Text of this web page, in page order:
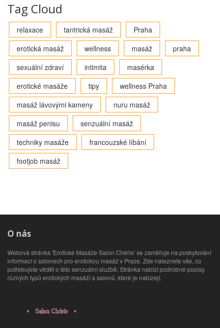
Tag Cloud
relaxace tantrická masáž
Praha
erotická masáž
wellness masáž
praha
sexuální zdraví
intimita
masérka
erotické masáže
tipy
wellness Praha
masáž lávovými kameny
nuru masáž
masáž penisu
senzuální masáž
techniky masáže
francouzské líbání
footjob masáž
O nás
Webová stránka 'Erotické Masáže Salon Chérie' se zaměřuje na poskytování
informací o salonech pro erotickou masáž v Praze. Zde naleznete vše, co
potřebujete vědět o této senzuální službě. Stránka nabízí podrobné popisy
různých typů erotických masáží a salonů, které je nabízejí.